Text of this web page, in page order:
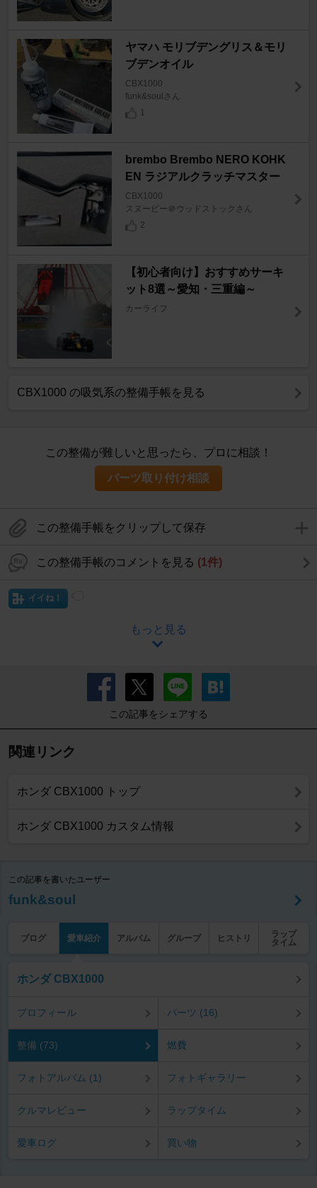
ヤマハ モリブデングリス＆モリ
ブデンオイル
CBX1000
funk&soulさん
1
brembo Brembo NERO KOHK
EN ラジアルクラッチマスター
CBX1000
スヌーピー＠ウッドストックさん
2
【初心者向け】おすすめサーキ
ット8選～愛知・三重編～
カーライフ
CBX1000 の吸気系の整備手帳を見る
この整備が難しいと思ったら、プロに相談！
パーツ取り付け相談
この整備手帳をクリップして保存
この整備手帳のコメントを見る (1件)
イイね！
もっと見る
この記事をシェアする
関連リンク
ホンダ CBX1000 トップ
ホンダ CBX1000 カスタム情報
この記事を書いたユーザー
funk&soul
ブログ 愛車紹介 アルバム グループ ヒストリ
ラップ
タイム
ホンダ CBX1000
プロフィール パーツ (16)
整備 (73) 燃費
フォトアルバム (1) フォトギャラリー
クルマレビュー ラップタイム
愛車ログ 買い物